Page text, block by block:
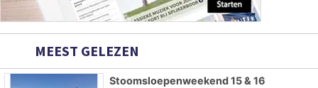
MEEST GELEZEN
Stoomsloepenweekend 15 & 16